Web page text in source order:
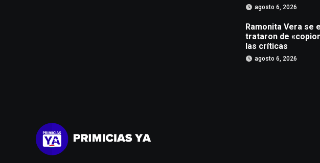
agosto 6, 2026
Ramonita Vera se
trataron de
las críticas
agosto 6, 2026